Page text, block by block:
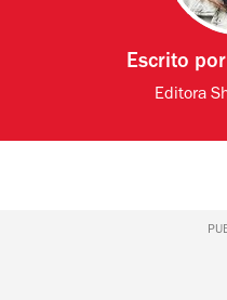
Escrito por
Editora